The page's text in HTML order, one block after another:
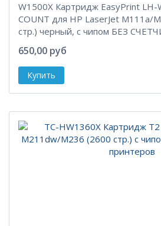
W1500X Картридж EasyPrint LH-
COUNT для HP LaserJet M111a/
стр.) черный, с чипом БЕЗ
650,00 руб